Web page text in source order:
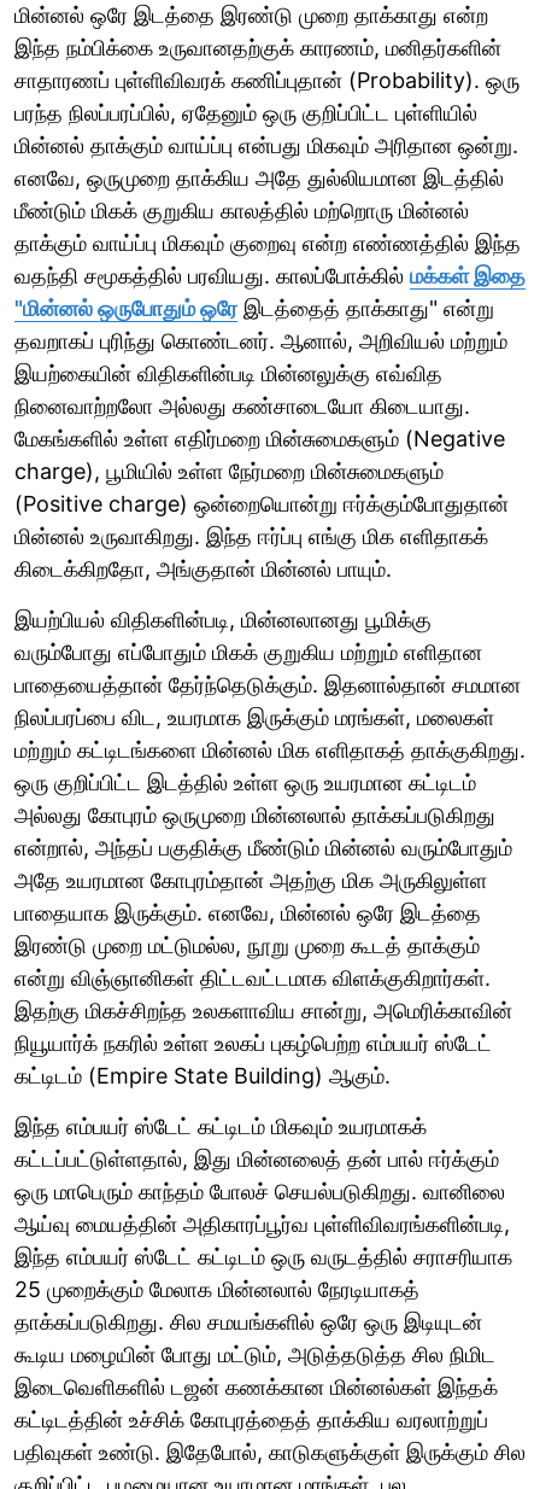
மின்னல் ஒரே இடத்தை இரண்டு முறை தாக்காது என்ற
இந்த நம்பிக்கை உருவானதற்குக் காரணம், மனிதர்களின்
சாதாரணப் புள்ளிவிவரக் கணிப்புதான் (Probability). ஒரு
பரந்த நிலப்பரப்பில், ஏதேனும் ஒரு குறிப்பிட்ட புள்ளியில்
மின்னல் தாக்கும் வாய்ப்பு என்பது மிகவும் அரிதான ஒன்று.
எனவே, ஒருமுறை தாக்கிய அதே துல்லியமான இடத்தில்
மீண்டும் மிகக் குறுகிய காலத்தில் மற்றொரு மின்னல்
தாக்கும் வாய்ப்பு மிகவும் குறைவு என்ற எண்ணத்தில் இந்த
வதந்தி சமூகத்தில் பரவியது. காலப்போக்கில் மக்கள் இதை
"மின்னல் ஒருபோதும் ஒரேஇடத்தைத் தாக்காது" என்று
தவறாகப் புரிந்து கொண்டனர். ஆனால், அறிவியல் மற்றும்
இயற்கையின் விதிகளின்படி மின்னலுக்கு எவ்வித
நினைவாற்றலோ அல்லது கண்சாடையோ கிடையாது.
மேகங்களில் உள்ள எதிர்மறை மின்சுமைகளும் (Negative
charge), பூமியில் உள்ள நேர்மறை மின்சுமைகளும்
(Positive charge) ஒன்றையொன்று ஈர்க்கும்போதுதான்
மின்னல் உருவாகிறது. இந்த ஈர்ப்பு எங்கு மிக எளிதாகக்
கிடைக்கிறதோ, அங்குதான் மின்னல் பாயும்.
இயற்பியல் விதிகளின்படி, மின்னலானது பூமிக்கு
வரும்போது எப்போதும் மிகக் குறுகிய மற்றும் எளிதான
பாதையைத்தான் தேர்ந்தெடுக்கும். இதனால்தான் சமமான
நிலப்பரப்பை விட, உயரமாக இருக்கும் மரங்கள், மலைகள்
மற்றும் கட்டிடங்களை மின்னல் மிக எளிதாகத் தாக்குகிறது.
ஒரு குறிப்பிட்ட இடத்தில் உள்ள ஒரு உயரமான கட்டிடம்
அல்லது கோபுரம் ஒருமுறை மின்னலால் தாக்கப்படுகிறது
என்றால், அந்தப் பகுதிக்கு மீண்டும் மின்னல் வரும்போதும்
அதே உயரமான கோபுரம்தான் அதற்கு மிக அருகிலுள்ள
பாதையாக இருக்கும். எனவே, மின்னல் ஒரே இடத்தை
இரண்டு முறை மட்டுமல்ல, நூறு முறை கூடத் தாக்கும்
என்று விஞ்ஞானிகள் திட்டவட்டமாக விளக்குகிறார்கள்.
இதற்கு மிகச்சிறந்த உலகளாவிய சான்று, அமெரிக்காவின்
நியூயார்க் நகரில் உள்ள உலகப் புகழ்பெற்ற எம்பயர் ஸ்டேட்
கட்டிடம் (Empire State Building) ஆகும்.
இந்த எம்பயர் ஸ்டேட் கட்டிடம் மிகவும் உயரமாகக்
கட்டப்பட்டுள்ளதால், இது மின்னலைத் தன் பால் ஈர்க்கும்
ஒரு மாபெரும் காந்தம் போலச் செயல்படுகிறது. வானிலை
ஆய்வு மையத்தின் அதிகாரப்பூர்வ புள்ளிவிவரங்களின்படி,
இந்த எம்பயர் ஸ்டேட் கட்டிடம் ஒரு வருடத்தில் சராசரியாக
25 முறைக்கும் மேலாக மின்னலால் நேரடியாகத்
தாக்கப்படுகிறது. சில சமயங்களில் ஒரே ஒரு இடியுடன்
கூடிய மழையின் போது மட்டும், அடுத்தடுத்த சில நிமிட
இடைவெளிகளில் டஜன் கணக்கான மின்னல்கள் இந்தக்
கட்டிடத்தின் உச்சிக் கோபுரத்தைத் தாக்கிய வரலாற்றுப்
பதிவுகள் உண்டு. இதேபோல், காடுகளுக்குள் இருக்கும் சில